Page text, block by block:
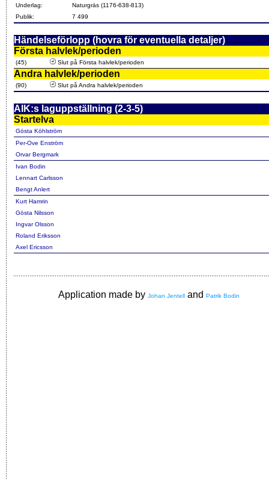
Underlag:
Naturgräs (1176-638-813)
Publik:
7 499
Händelseförlopp (hovra för eventuella detaljer)
Första halvlek/perioden
(45) Slut på Första halvlek/perioden
Andra halvlek/perioden
(90) Slut på Andra halvlek/perioden
AIK:s laguppställning (2-3-5)
Startelva
Gösta Köhlström
Per-Ove Enström
Orvar Bergmark
Ivan Bodin
Lennart Carlsson
Bengt Anlert
Kurt Hamrin
Gösta Nilsson
Ingvar Olsson
Roland Eriksson
Axel Ericsson
Application made by Johan Jentell and Patrik Bodin